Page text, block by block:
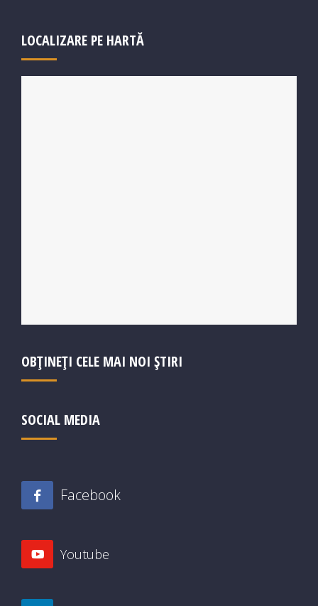
LOCALIZARE PE HARTĂ
OBȚINEȚI CELE MAI NOI ȘTIRI
SOCIAL MEDIA
Facebook
Youtube